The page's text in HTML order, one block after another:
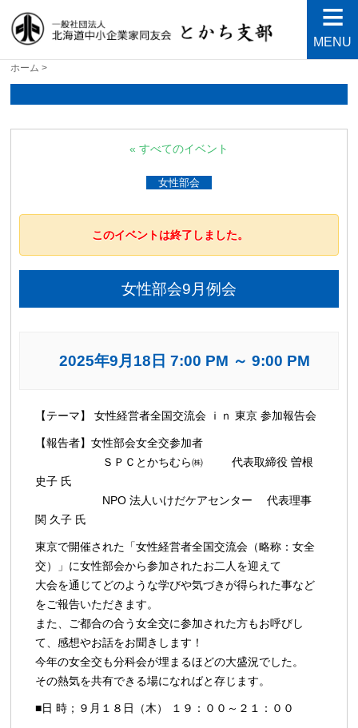
北海道中小企業家同友会と
かち支部
良い会社、良い経営者、よい経営環境づくりを目指し
MENU
ホーム >
« すべてのイベント
女性部会
このイベントは終了しました。
女性部会9月例会
2025年9月18日 7:00 PM ～9:00 PM
イ
ベ
ン
ト
ビ
ゲ
ー
シ
ョ
ン
【テーマ】 女性経営者全国交流会 ｉｎ 東京 参加報告会
【報告者】女性部会女全交参加者
ＳＰＣとかちむら㈱ 代表取締役 曽根
史子 氏
NPO 法人いけだケアセンター 代表理事
関 久子 氏
東京で開催された「女性経営者全国交流会（略称：女全
交）」に女性部会から参加されたお二人を迎えて
大会を通じてどのような学びや気づきが得られた事など
をご報告いただきます。
また、ご都合の合う女全交に参加された方もお呼びし
て、感想やお話をお聞きします！
今年の女全交も分科会が埋まるほどの大盛況でした。
その熱気を共有できる場になればと存じます。
■日 時；９月１８日（木） １９：００～２１：００